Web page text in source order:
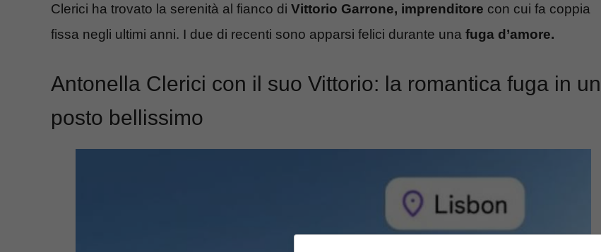
Clerici ha trovato la serenità al fianco di Vittorio Garrone, imprenditore con cui fa coppia
fissa negli ultimi anni. I due di recenti sono apparsi felici durante una fuga d’amore.
Antonella Clerici con il suo Vittorio: la romantica fuga in un
posto bellissimo